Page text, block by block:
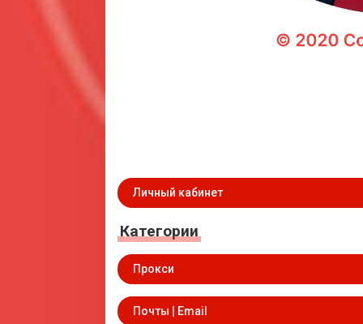
Личный кабинет
Категории
Прокси
Почты | Email